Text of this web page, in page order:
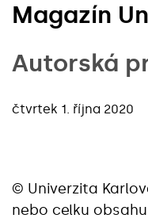
Magazín
Autorská
čtvrtek 1. října 2020
© Univerzita
nebo celku